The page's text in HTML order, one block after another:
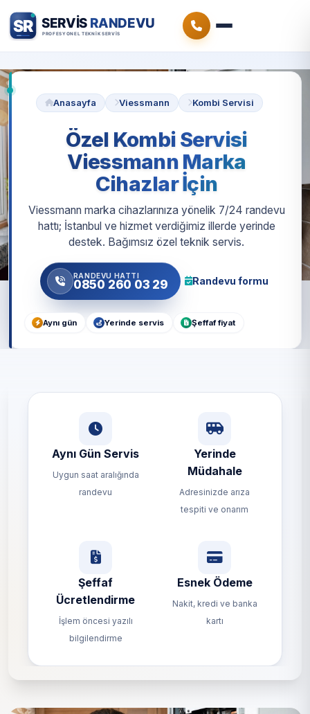
Anasayfa Viessmann Kombi Servisi
Özel Kombi Servisi
Viessmann Marka
Cihazlar İçin
Viessmann marka cihazlarınıza yönelik 7/24 randevu
hattı; İstanbul ve hizmet verdiğimiz illerde yerinde
destek. Bağımsız özel teknik servis.
RANDEVU HATTI
0850 260 03 29 Randevu formu
Aynı gün Yerinde servis Şeffaf fiyat
Aynı Gün Servis
Uygun saat aralığında
randevu
Yerinde
Müdahale
Adresinizde arıza
tespiti ve onarım
Şeffaf
Ücretlendirme
İşlem öncesi yazılı
bilgilendirme
Esnek Ödeme
Nakit, kredi ve banka
kartı